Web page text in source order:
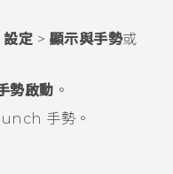
設定 > 顯示與手勢或
勢啟動 。
手勢。